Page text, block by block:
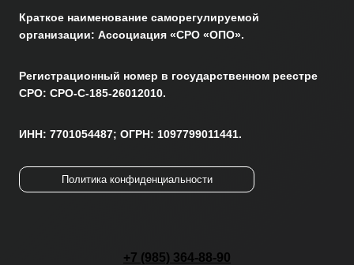
Краткое наименование саморегулируемой
организации: Ассоциация «СРО «ОПО».
Регистрационный номер в государственном реестре
СРО: СРО-С-185-26012010.
ИНН: 7701054487; ОГРН: 1097799011441.
Политика конфиденциальности
+7 (985) 364-88-90